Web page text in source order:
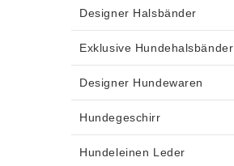
Designer Halsbänder
Exklusive Hundehalsbänder
Designer Hundewaren
Hundegeschirr
Hundeleinen Leder